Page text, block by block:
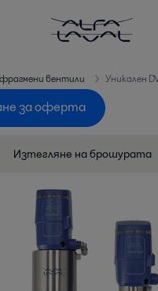
вентили Уникален
за оферта
Изтегляне на брошурата